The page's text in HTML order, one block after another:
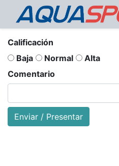
Calificación
Baja
Normal
Alta
Comentario
Enviar / Presentar